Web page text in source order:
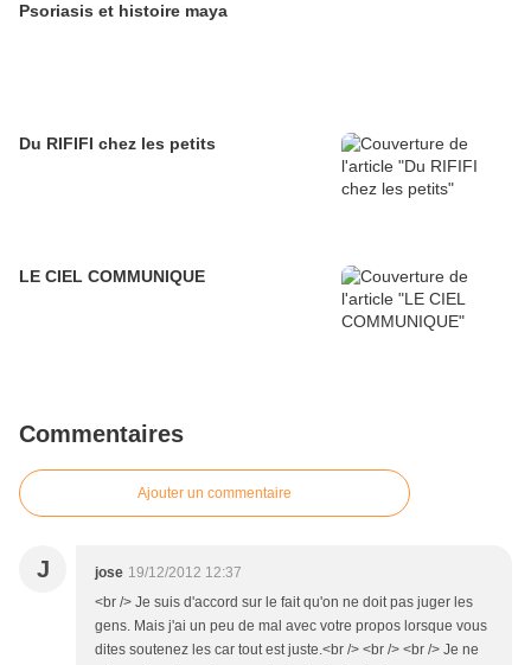
Psoriasis et histoire maya
Du RIFIFI chez les petits
LE CIEL COMMUNIQUE
Commentaires
Ajouter un commentaire
J jose 19/12/2012 12:37
<br /> Je suis d'accord sur le fait qu'on ne doit pas juger les
gens. Mais j'ai un peu de mal avec votre propos lorsque vous
dites soutenez les car tout est juste.<br /> <br /> <br /> Je ne